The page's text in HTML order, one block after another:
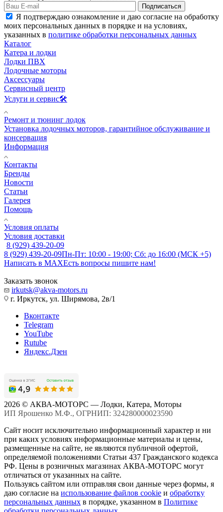
Подписаться
Я подтверждаю ознакомление и даю согласие на обработку
моих персональных данных в порядке и на условиях,
указанных в политике обработки персональных данных
Каталог
Катера и лодки
Лодки ПВХ
Лодочные моторы
Аксессуары
Сервисный центр
Услуги и сервис🛠️
Ремонт и тюнинг лодок
Установка лодочных моторов, гарантийное обслуживание и
консервация
Информация
Контакты
Бренды
Новости
Статьи
Галерея
Помощь
Условия оплаты
Условия доставки
8 (929) 439-20-09
8 (929) 439-20-09Пн-Пт: 10:00 - 19:00; Сб: до 16:00 (МСК +5)
Написать в MAXЕсть вопросы пишите нам!
Заказать звонок
irkutsk@akva-motors.ru
г. Иркутск, ул. Ширямова, 2в/1
Вконтакте
Telegram
YouTube
Rutube
Яндекс.Дзен
2026 © АКВА-МОТОРС — Лодки, Катера, Моторы
ИП Ярошенко М.Ф., ОГРНИП: 324280000023590
Сайт носит исключительно информационный характер и ни
при каких условиях информационные материалы и цены,
размещенные на сайте, не являются публичной офертой,
определяемой положениями Статьи 437 Гражданского кодекса
РФ. Цены в розничных магазинах АКВА-МОТОРС могут
отличаться от указанных на сайте.
Пользуясь сайтом или отправляя свои данные через формы, я
даю согласие на использование файлов cookie и обработку
персональных данных в порядке, указанном в Политике